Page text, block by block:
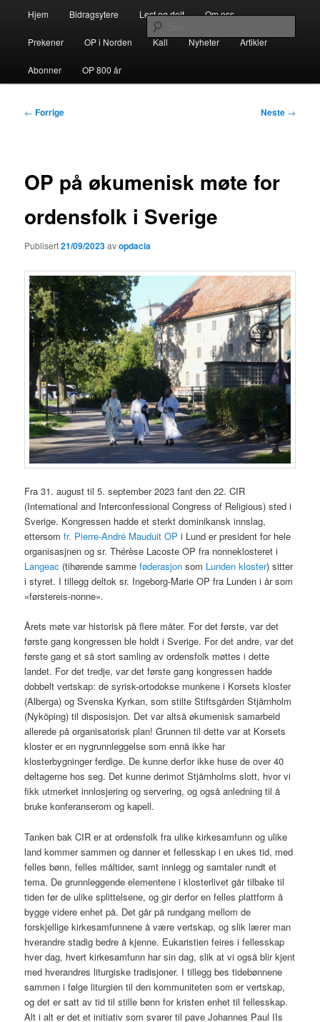
Dominikanerordenen i Norden
Hjem Bidragsytere Lest og delt Om oss
Prekener OP i Norden Kall Nyheter Artikler
Abonner OP 800 år
Innleggsnavigasjon
← Forrige Neste →
OP på økumenisk møte for
ordensfolk i Sverige
Publisert21/09/2023avopdacia
Fra 31. august til 5. september 2023 fant den 22. CIR
(International and Interconfessional Congress of Religious) sted i
Sverige. Kongressen hadde et sterkt dominikansk innslag,
ettersomfr. Pierre-André Mauduit OP i Lund er president for hele
organisasjnen og sr. Thérèse Lacoste OP fra nonneklosteret i
Langeac (tihørende sammeføderasjon som Lunden kloster) sitter
i styret. I tillegg deltok sr. Ingeborg-Marie OP fra Lunden i år som
«førstereis-nonne».
Årets møte var historisk på flere måter. For det første, var det
første gang kongressen ble holdt i Sverige. For det andre, var det
første gang et så stort samling av ordensfolk møttes i dette
landet. For det tredje, var det første gang kongressen hadde
dobbelt vertskap: de syrisk-ortodokse munkene i Korsets kloster
(Alberga) og Svenska Kyrkan, som stilte Stiftsgården Stjärnholm
(Nyköping) til disposisjon. Det var altså økumenisk samarbeid
allerede på organisatorisk plan! Grunnen til dette var at Korsets
kloster er en nygrunnleggelse som ennå ikke har
klosterbygninger ferdige. De kunne derfor ikke huse de over 40
deltagerne hos seg. Det kunne derimot Stjärnholms slott, hvor vi
fikk utmerket innlosjering og servering, og også anledning til å
bruke konferanserom og kapell.
Tanken bak CIR er at ordensfolk fra ulike kirkesamfunn og ulike
land kommer sammen og danner et fellesskap i en ukes tid, med
felles bønn, felles måltider, samt innlegg og samtaler rundt et
tema. De grunnleggende elementene i klosterlivet går tilbake til
tiden før de ulike splittelsene, og gir derfor en felles plattform å
bygge videre enhet på. Det går på rundgang mellom de
forskjellige kirkesamfunnene å være vertskap, og slik lærer man
hverandre stadig bedre å kjenne. Eukaristien feires i fellesskap
hver dag, hvert kirkesamfunn har sin dag, slik at vi også blir kjent
med hverandres liturgiske tradisjoner. I tillegg bes tidebønnene
sammen i følge liturgien til den kommuniteten som er vertskap,
og det er satt av tid til stille bønn for kristen enhet til fellesskap.
Alt i alt er det et initiativ som svarer til pave Johannes Paul IIs